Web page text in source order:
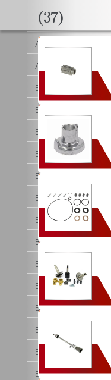
ATOLLSPEED
AUCMA
AURORA
BAKEBERRY
BARBOSSA P.L.
BARTSCHER
BASSANINA
BEAR VARIMIXER
BECKERS
BERKEL
BERTOS
BESSERVACUUM
BOKNI
BONGARD
BRAS
BRAVILOR BONAMAT
BREMA
(37)